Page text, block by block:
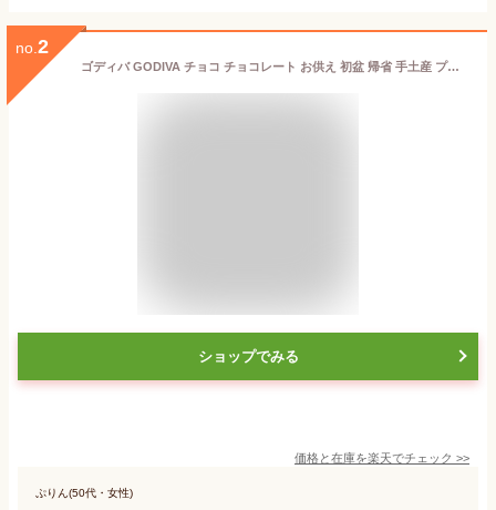
no. 2
ゴディバ GODIVA チョコ チョコレート お供え 初盆 帰省 手土産 プレゼント godiva カレ ミルク 36枚 詰め合わせプレミアム スイーツ 洋菓子 内祝い 結婚祝い お誕生日 出産祝い ギフト 通販 ホワイトデー お返し
ショップでみる
価格と在庫を楽天でチェック >>
ぷりん(50代・女性)